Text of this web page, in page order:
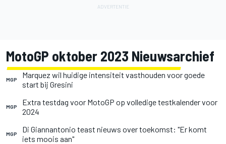
MotoGP oktober 2023 Nieuwsarchief
MGP
Marquez wil huidige intensiteit vasthouden voor goede
start bij Gresini
MGP
Extra testdag voor MotoGP op volledige testkalender voor
2024
MGP
Di Giannantonio teast nieuws over toekomst: "Er komt
iets moois aan"